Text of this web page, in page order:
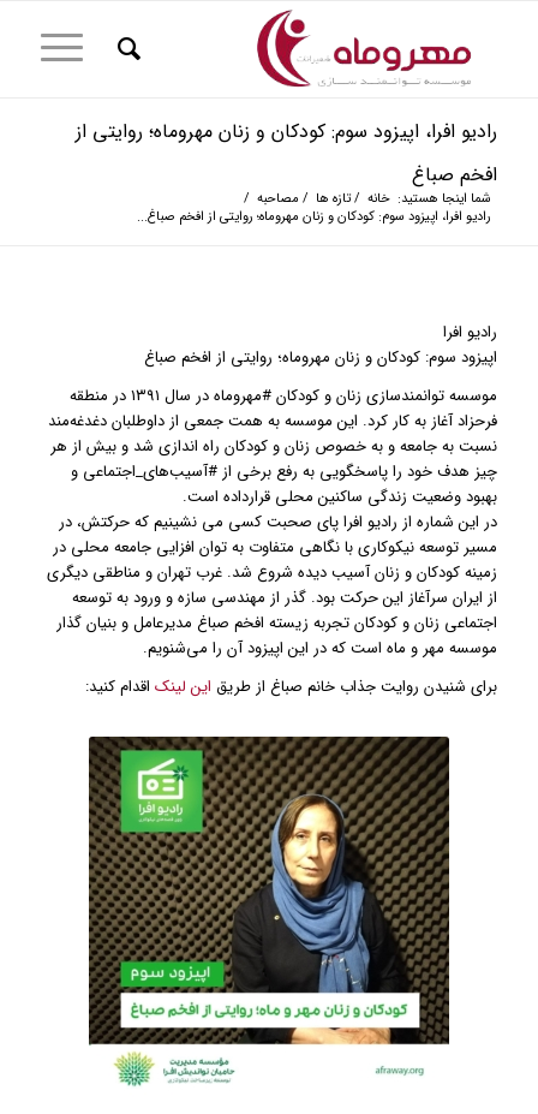
رادیو افرا، اپیزود سوم: کودکان و زنان مهروماه؛ روایتی از
افخم صباغ
شما اینجا هستید: خانه / تازه ها / مصاحبه /
رادیو افرا، اپیزود سوم: کودکان و زنان مهروماه؛ روایتی از افخم صباغ...
رادیو افرا
اپیزود سوم: کودکان و زنان مهروماه؛ روایتی از افخم صباغ
موسسه توانمندسازی زنان و کودکان #مهروماه در سال ۱۳۹۱ در منطقه
فرحزاد آغاز به کار کرد. این موسسه به همت جمعی از داوطلبان دغدغه‌‌مند
نسبت به جامعه و به خصوص زنان و کودکان راه اندازی شد و بیش از هر
چیز هدف خود را پاسخگویی به رفع برخی از #آسیب‌های_اجتماعی و
بهبود وضعیت زندگی ساکنین محلی قرارداده است.
در این شماره از رادیو افرا پای صحبت کسی می نشینیم که حرکتش، در
مسیر توسعه نیکوکاری با نگاهی متفاوت به توان افزایی جامعه محلی در
زمینه کودکان و زنان آسیب دیده شروع شد. غرب تهران و مناطقی دیگری
از ایران سرآغاز این حرکت بود. گذر از مهندسی سازه و ورود به توسعه
اجتماعی زنان و کودکان تجربه زیسته افخم صباغ مدیرعامل و بنیان گذار
موسسه مهر و ماه است که در این اپیزود آن را می‌شنویم.
برای شنیدن روایت جذاب خانم صباغ از طریق این لینکاقدام کنید: